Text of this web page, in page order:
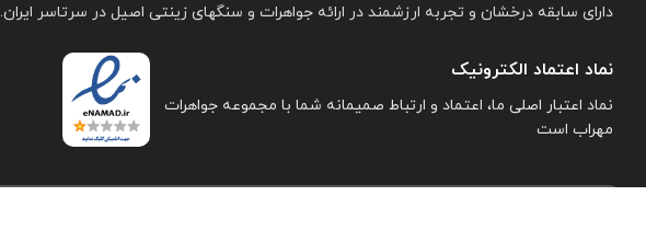
دارای سابقه درخشان و تجربه ارزشمند در ارائه جواهرات و سنگهای زینتی اصیل در سرتاسر ایران.
نماد اعتماد الکترونیک
نماد اعتبار اصلی ما، اعتماد و ارتباط صمیمانه شما با مجموعه جواهرات
مهراب است